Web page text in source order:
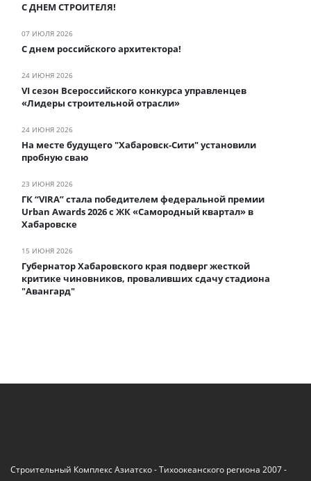
С ДНЕМ СТРОИТЕЛЯ!
07 ИЮЛЯ 2026
С днем российского архитектора!
24 ИЮНЯ 2026
VI сезон Всероссийского конкурса управленцев
«Лидеры строительной отрасли»
24 ИЮНЯ 2026
На месте будущего "Хабаровск-Сити" установили
пробную сваю
23 ИЮНЯ 2026
ГК “VIRA” стала победителем федеральной премии
Urban Awards 2026 с ЖК «Самородный квартал» в
Хабаровске
15 ИЮНЯ 2026
Губернатор Хабаровского края подверг жесткой
критике чиновников, проваливших сдачу стадиона
"Авангард"
Строительный Комплекс Азиатско - Тихоокеанского региона 2007 -